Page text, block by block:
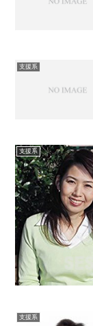
支援系
支援系
支援系